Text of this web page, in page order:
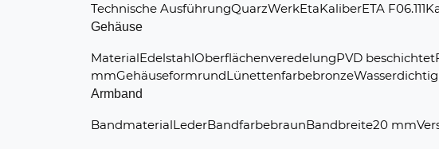
Technische AusführungQuarzWerkEtaKaliberETA
Gehäuse
MaterialEdelstahlOberflächenveredelungPVD
Armband
BandmaterialLederBandfarbebraunBandbreite20